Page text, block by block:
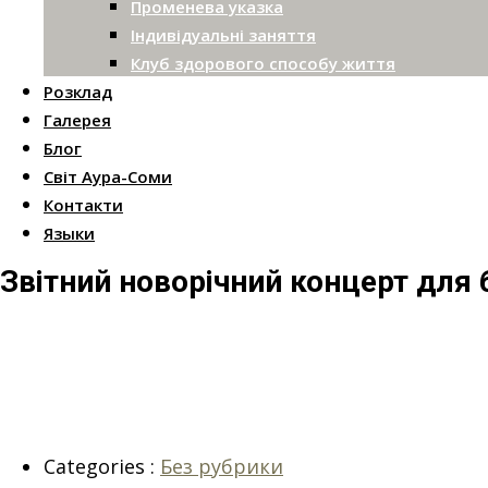
Променева указка
Індивідуальні заняття
Клуб здорового способу життя
Розклад
Галерея
Блог
Світ Аура-Соми
Контакти
Языки
Звітний новорічний концерт для
Categories : Без рубрики